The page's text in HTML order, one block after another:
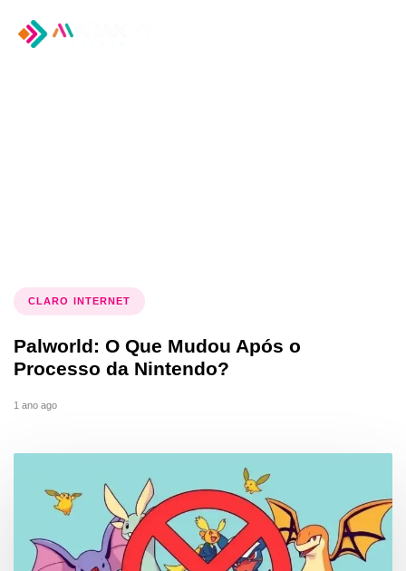
CLARO INTERNET
Palworld: O Que Mudou Após o
Processo da Nintendo?
1 ano ago